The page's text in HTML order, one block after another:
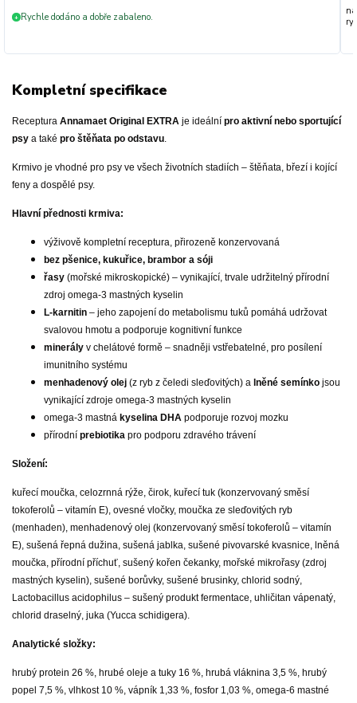
+ Rychle dodáno a dobře zabaleno.
Kompletní specifikace
Receptura Annamaet Original EXTRA je ideální pro aktivní nebo sportující
psy a také pro štěňata po odstavu.
Krmivo je vhodné pro psy ve všech životních stadiích – štěňata, březí i kojící
feny a dospělé psy.
Hlavní přednosti krmiva:
výživově kompletní receptura, přirozeně konzervovaná
bez pšenice, kukuřice, brambor a sóji
řasy (mořské mikroskopické) – vynikající, trvale udržitelný přírodní
zdroj omega-3 mastných kyselin
L-karnitin – jeho zapojení do metabolismu tuků pomáhá udržovat
svalovou hmotu a podporuje kognitivní funkce
minerály v chelátové formě – snadněji vstřebatelné, pro posílení
imunitního systému
menhadenový olej (z ryb z čeledi sleďovitých) a lněné semínko jsou
vynikající zdroje omega-3 mastných kyselin
omega-3 mastná kyselina DHA podporuje rozvoj mozku
přírodní prebiotika pro podporu zdravého trávení
Složení:
kuřecí moučka, celozrnná rýže, čirok, kuřecí tuk (konzervovaný směsí
tokoferolů – vitamín E), ovesné vločky, moučka ze sleďovitých ryb
(menhaden), menhadenový olej (konzervovaný směsí tokoferolů – vitamín
E), sušená řepná dužina, sušená jablka, sušené pivovarské kvasnice, lněná
moučka, přírodní příchuť, sušený kořen čekanky, mořské mikrořasy (zdroj
mastných kyselin), sušené borůvky, sušené brusinky, chlorid sodný,
Lactobacillus acidophilus – sušený produkt fermentace, uhličitan vápenatý,
chlorid draselný, juka (Yucca schidigera).
Analytické složky:
hrubý protein 26 %, hrubé oleje a tuky 16 %, hrubá vláknina 3,5 %, hrubý
popel 7,5 %, vlhkost 10 %, vápník 1,33 %, fosfor 1,03 %, omega-6 mastné